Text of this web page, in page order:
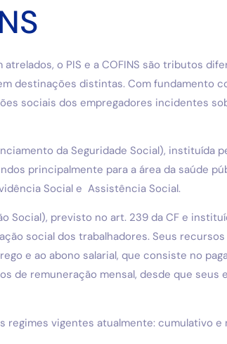
o PIS e a COFINS são tributos
destinações distintas. Com fundamento
sociais dos empregadores incidentes
da Seguridade Social), instituída
principalmente para a área da saúde
Social e Assistência Social.
Social), previsto no art. 239 da CF e
social dos trabalhadores. Seus
e ao abono salarial, que consiste no
de remuneração mensal, desde que seus
regimes vigentes atualmente: cumulativo e